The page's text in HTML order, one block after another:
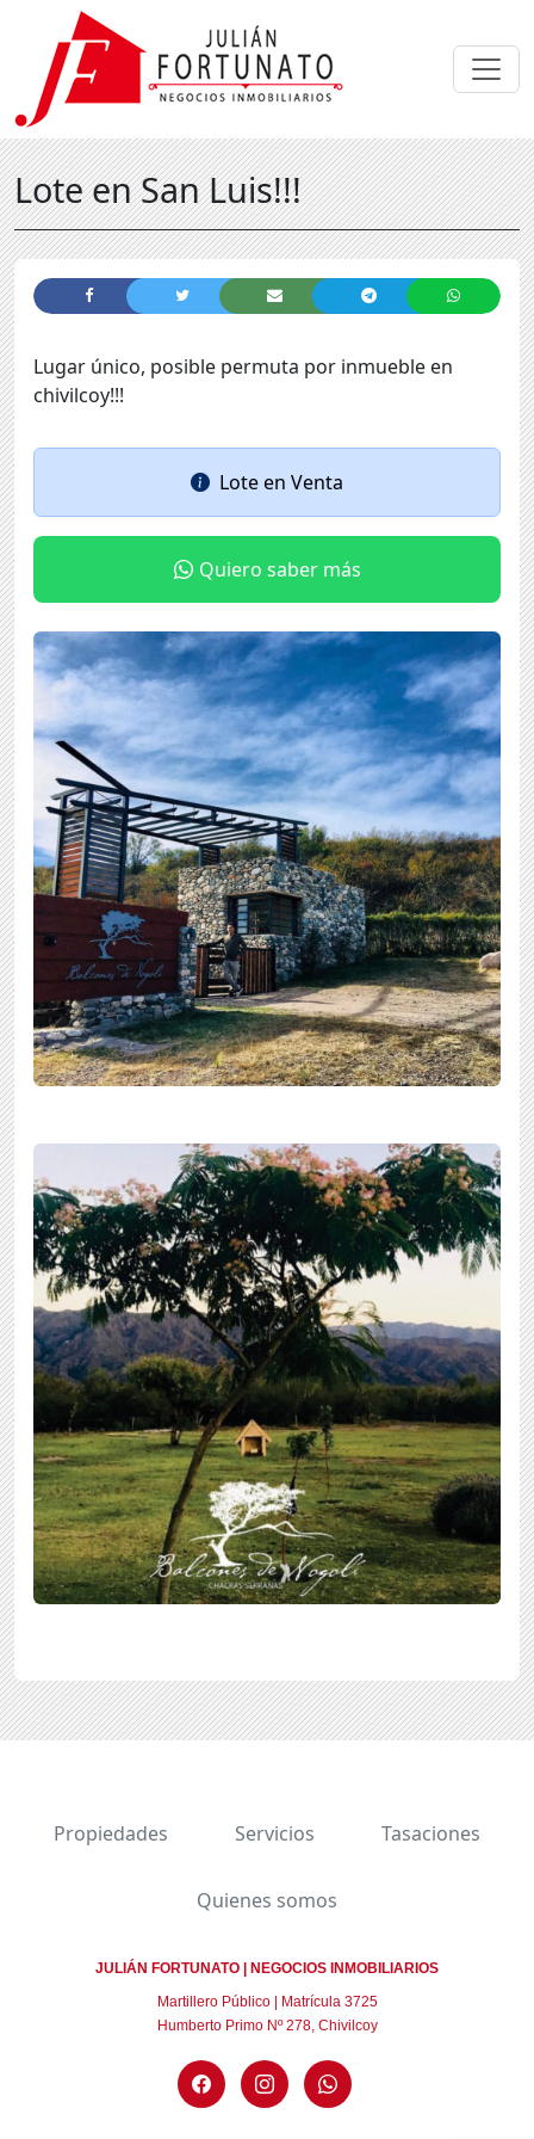
Lote en San Luis!!!
Lugar único, posible permuta por inmueble en
chivilcoy!!!
Loteen Venta
Quiero saber más
Propiedades Servicios Tasaciones
Quienes somos
JULIÁN FORTUNATO | NEGOCIOS INMOBILIARIOS
Martillero Público | Matrícula 3725
Humberto Primo Nº 278, Chivilcoy